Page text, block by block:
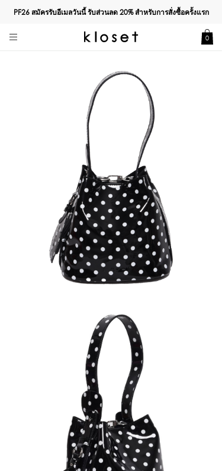
PF26 สมัครรับอีเมลวันนี้ รับส่วนลด20%สำหรับการสั่งซื้อครั้งแรก
0